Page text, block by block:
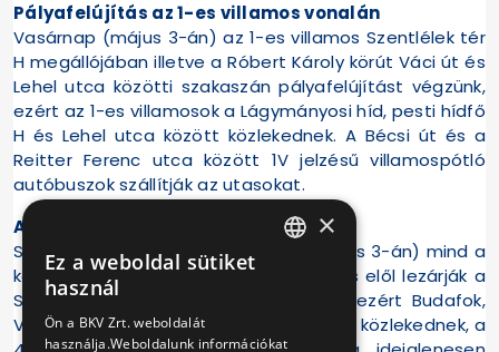
Pályafelújítás az 1-es villamos vonalán
Vasárnap (május 3-án) az 1-es villamos Szentlélek tér
H megállójában illetve a Róbert Károly körút Váci út és
Lehel utca közötti szakaszán pályafelújítást végzünk,
ezért az 1-es villamosok a Lágymányosi híd, pesti hídfő
H és Lehel utca között közlekednek. A Bécsi út és a
Reitter Ferenc utca között 1V jelzésű villamospótló
autóbuszok szállítják az utasokat.
A Szabadság híd hétvégi lezárása
Szombaton és vasárnap (május 2-án és 3-án) mind a
közösségi, mind a gyalogos közlekedés elől lezárják a
Szabadság hidat. A 47-es villamosok ezért Budafok,
Városház tér és a Moszkva tér M között közlekednek, a
×
Ez a weboldal sütiket
használ
Ön a BKV Zrt. weboldalát
használja.Weboldalunk információkat